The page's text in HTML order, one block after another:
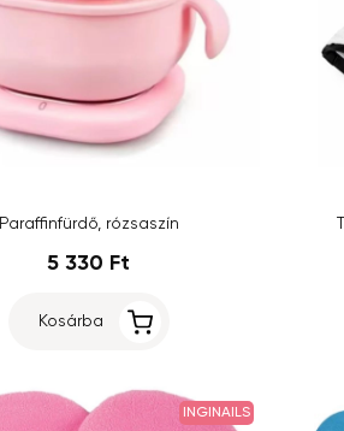
Paraffinfürdő, rózsaszín
5 330 Ft
Kosárba
INGINAILS